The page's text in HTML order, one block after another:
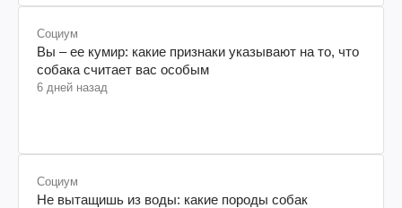
Социум
Вы – ее кумир: какие признаки указывают на то, что
собака считает вас особым
6 дней назад
Социум
Не вытащишь из воды: какие породы собак